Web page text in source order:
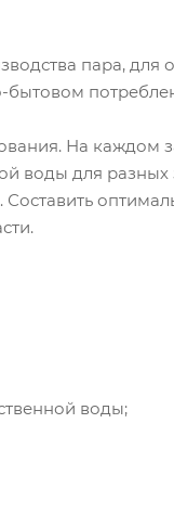
пара, для
бытовом
На каждом
воды для разных
воды;